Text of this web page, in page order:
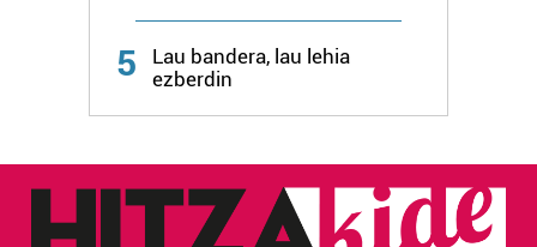
bazkideen zerrenda, beren ustez zein helburutarako
duten interes legitimoa eta horren aurka nola egin
dezakezun ikusteko.
buruzko informazio gehiago eta ezarri zure lehentasunak
datuen atalean. Edozein unetan alda edo ken dezakezu
zure baimena Cookieen adierazpenean.
5
Lau bandera, lau lehia
ezberdin